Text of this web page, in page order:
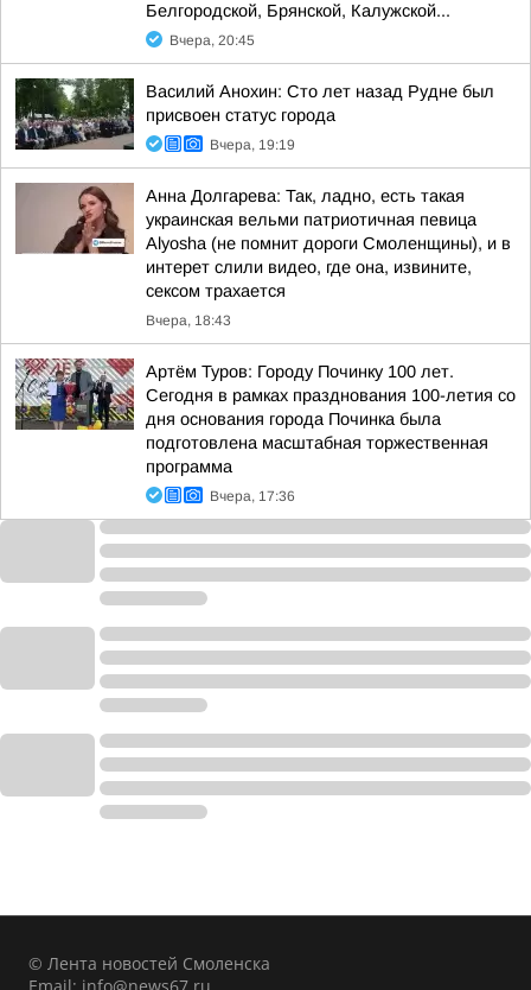
Белгородской, Брянской, Калужской...
Вчера, 20:45
Василий Анохин: Сто лет назад Рудне был
присвоен статус города
Вчера, 19:19
Анна Долгарева: Так, ладно, есть такая
украинская вельми патриотичная певица
Alyosha (не помнит дороги Смоленщины), и в
интерет слили видео, где она, извините,
сексом трахается
Вчера, 18:43
Артём Туров: Городу Починку 100 лет.
Сегодня в рамках празднования 100-летия со
дня основания города Починка была
подготовлена масштабная торжественная
программа
Вчера, 17:36
© Лента новостей Смоленска